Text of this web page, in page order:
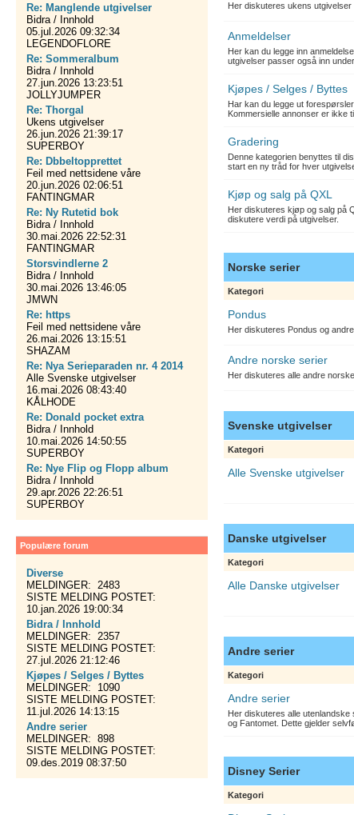
Re: Manglende utgivelser
Bidra / Innhold
05.jul.2026 09:32:34
LEGENDOFLORE
Re: Sommeralbum
Bidra / Innhold
27.jun.2026 13:23:51
JOLLYJUMPER
Re: Thorgal
Ukens utgivelser
26.jun.2026 21:39:17
SUPERBOY
Re: Dbbeltopprettet
Feil med nettsidene våre
20.jun.2026 02:06:51
FANTINGMAR
Re: Ny Rutetid bok
Bidra / Innhold
30.mai.2026 22:52:31
FANTINGMAR
Storsvindlerne 2
Bidra / Innhold
30.mai.2026 13:46:05
JMWN
Re: https
Feil med nettsidene våre
26.mai.2026 13:15:51
SHAZAM
Re: Nya Serieparaden nr. 4 2014
Alle Svenske utgivelser
16.mai.2026 08:43:40
KÅLHODE
Re: Donald pocket extra
Bidra / Innhold
10.mai.2026 14:50:55
SUPERBOY
Re: Nye Flip og Flopp album
Bidra / Innhold
29.apr.2026 22:26:51
SUPERBOY
Populære forum
Diverse
MELDINGER: 2483
SISTE MELDING POSTET:
10.jan.2026 19:00:34
Bidra / Innhold
MELDINGER: 2357
SISTE MELDING POSTET:
27.jul.2026 21:12:46
Kjøpes / Selges / Byttes
MELDINGER: 1090
SISTE MELDING POSTET:
11.jul.2026 14:13:15
Andre serier
MELDINGER: 898
SISTE MELDING POSTET:
09.des.2019 08:37:50
Her diskuteres ukens utgivelser
Anmeldelser
Her kan du legge inn
utgivelser passer også inn
Kjøpes / Selges / Byttes
Har kan du legge ut
Kommersielle annonser er ikke
Gradering
Denne kategorien benyttes til
start en ny tråd for hver
Kjøp og salg på QXL
Her diskuteres kjøp og salg på
diskutere verdi på utgivelser.
Norske serier
Kategori
Pondus
Her diskuteres Pondus og
Andre norske serier
Her diskuteres alle andre
Svenske utgivelser
Kategori
Alle Svenske utgivelser
Danske utgivelser
Kategori
Alle Danske utgivelser
Andre serier
Kategori
Andre serier
Her diskuteres alle utenlandske
og Fantomet. Dette gjelder
Disney Serier
Kategori